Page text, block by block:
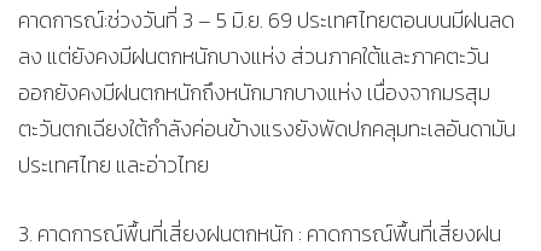
คาดการณ์:ช่วงวันที่ 3 – 5 มิ.ย. 69 ประเทศไทยตอนบนมีฝนลด
ลง แต่ยังคงมีฝนตกหนักบางแห่ง ส่วนภาคใต้และภาคตะวัน
ออกยังคงมีฝนตกหนักถึงหนักมากบางแห่ง เนื่องจากมรสุม
ตะวันตกเฉียงใต้กำลังค่อนข้างแรงยังพัดปกคลุมทะเลอันดามัน
ประเทศไทย และอ่าวไทย
3. คาดการณ์พื้นที่เสี่ยงฝนตกหนัก : คาดการณ์พื้นที่เสี่ยงฝน